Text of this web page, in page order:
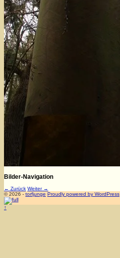
Bilder-Navigation
← Zurück Weiter →
© 2026 - torfjunge Proudly powered by WordPress
↑